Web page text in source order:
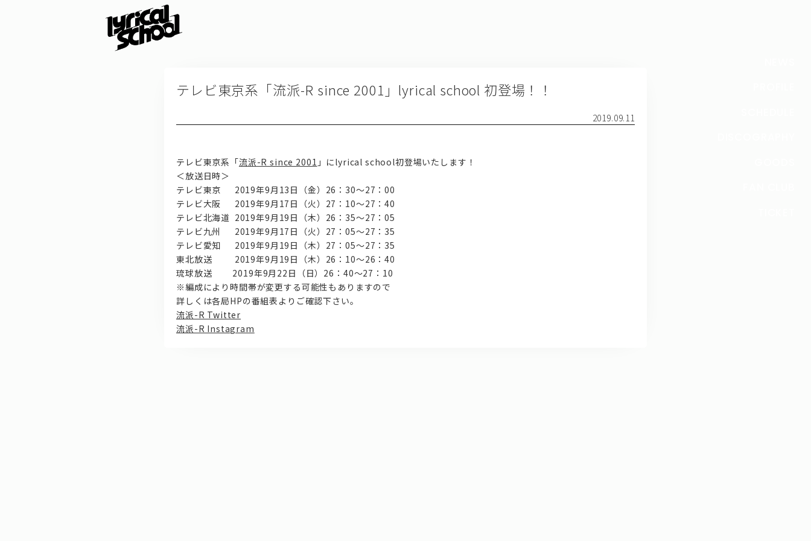
テレビ東京系「流派-R since 2001」lyrical school 初登場！！
2019.09.11
テレビ東京系「流派-R since 2001 」にlyrical school初登場いたします！
＜放送日時＞
テレビ東京 2019年9月13日（金）26：30～27：00
テレビ大阪 2019年9月17日（火）27：10～27：40
テレビ北海道 2019年9月19日（木）26：35～27：05
テレビ九州 2019年9月17日（火）27：05～27：35
テレビ愛知 2019年9月19日（木）27：05～27：35
東北放送 2019年9月19日（木）26：10～26：40
琉球放送 2019年9月22日（日）26：40～27：10
※編成により時間帯が変更する可能性もありますので
詳しくは各局HPの番組表よりご確認下さい。
流派-R Twitter
流派-R Instagram